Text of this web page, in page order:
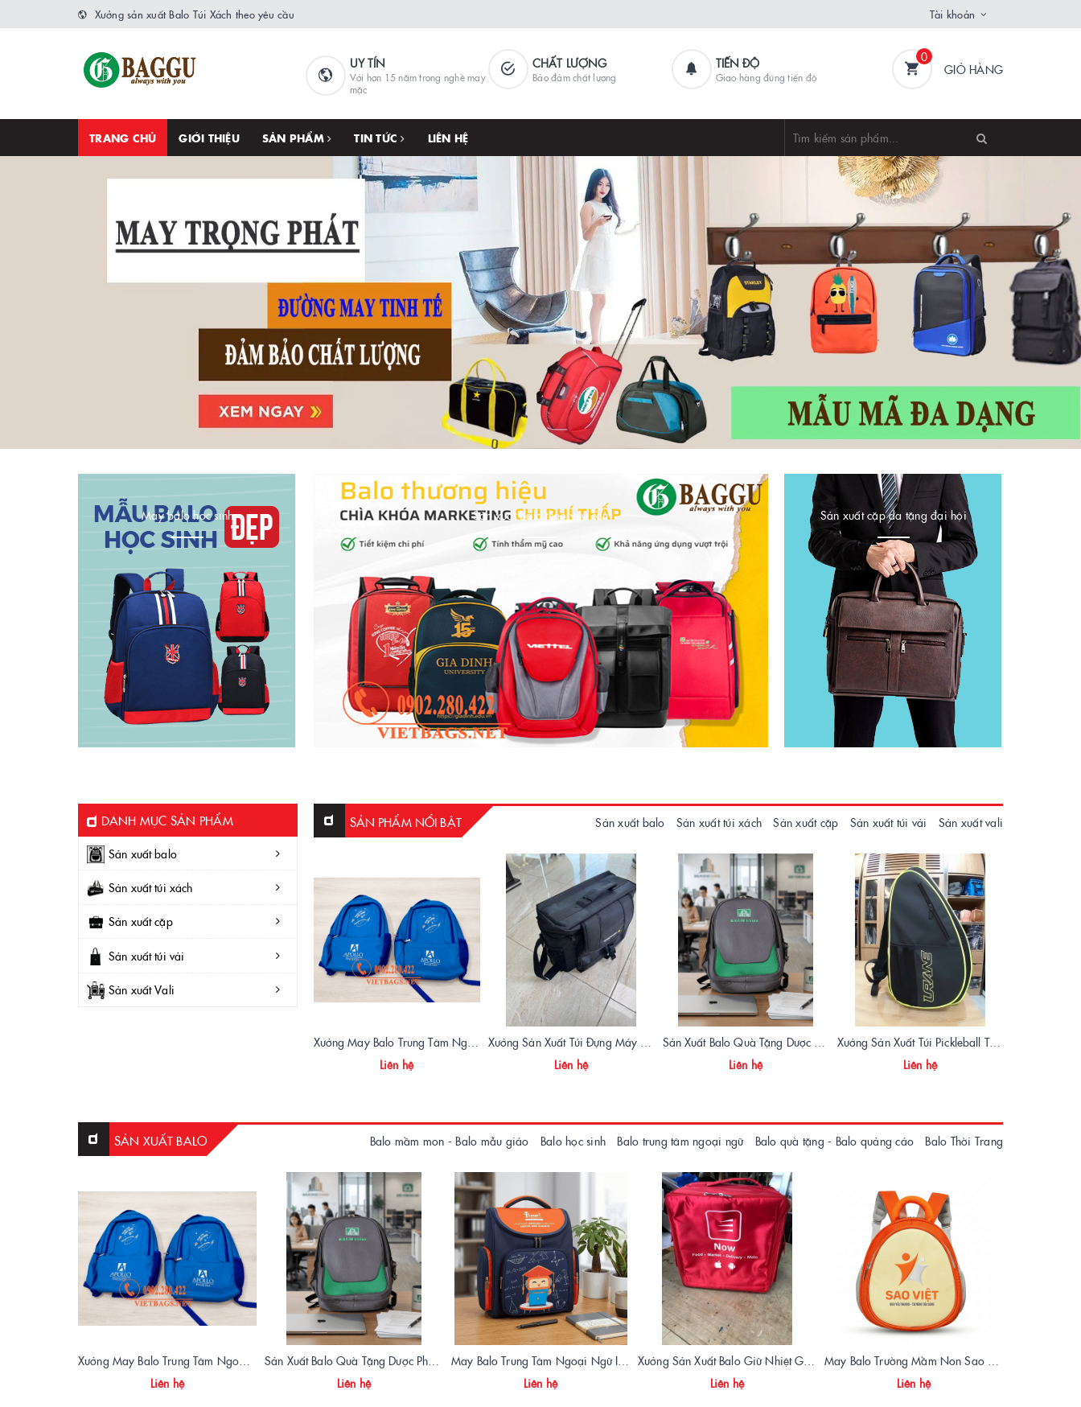
Xưởng sản xuất Balo Túi Xách theo yêu cầu Tài khoản
UY TÍN
Với hơn 15 năm trong nghề may
mặc
CHẤT LƯỢNG
Bảo đảm chất lượng
TIẾN ĐỘ
Giao hàng đúng tiến độ
0
GIỎ HÀNG
TRANG CHỦ GIỚI THIỆU SẢN PHẨM TIN TỨC LIÊN HỆ
May balo học sinh Sản xuất balo theo yêu cầu Sản xuất cặp da tặng đại hội
DANH MỤC SẢN PHẨM
Sản xuất balo
Sản xuất túi xách
Sản xuất cặp
Sản xuất túi vải
Sản xuất Vali
SẢN PHẨM NỔI BẬT Sản xuất balo Sản xuất túi xách Sản xuất cặp Sản xuất túi vải Sản xuất vali
Xưởng May Balo Trung Tâm Ngoại Ngữ Apollo In Logo Giá Rẻ Tại Xưởng
Liên hệ
Xưởng Sản Xuất Túi Đựng Máy Đo OTDR Chất Lượng – Chống Va Đập, Giá Tận Xưởng
Liên hệ
Sản Xuất Balo Quà Tặng Dược Phẩm Hoa Linh - Giá Gốc Tại Xưởng
Liên hệ
Xưởng Sản Xuất Túi Pickleball Theo Yêu Cầu – Chất Lượng, Bền Bỉ, Thiết Kế Độc Quyền
Liên hệ
SẢN XUẤT BALO Balo mầm mon - Balo mẫu giáo Balo học sinh Balo trung tâm ngoại ngữ Balo quà tặng - Balo quảng cáo Balo Thời Trang
Xưởng May Balo Trung Tâm Ngoại Ngữ Apollo In Logo Giá Rẻ Tại Xưởng
Liên hệ
Sản Xuất Balo Quà Tặng Dược Phẩm Hoa Linh - Giá Gốc Tại Xưởng
Liên hệ
May Balo Trung Tâm Ngoại Ngữ Ismart – Chất Lượng Cao, Giá Tận Xưởng
Liên hệ
Xưởng Sản Xuất Balo Giữ Nhiệt Giao Hàng Now Food Chất Lượng, Giá Gốc tại Xưởng
Liên hệ
May Balo Trường Mầm Non Sao Việt – Chất Lượng, Giá Xưởng, Giao Hàng Toàn Quốc
Liên hệ